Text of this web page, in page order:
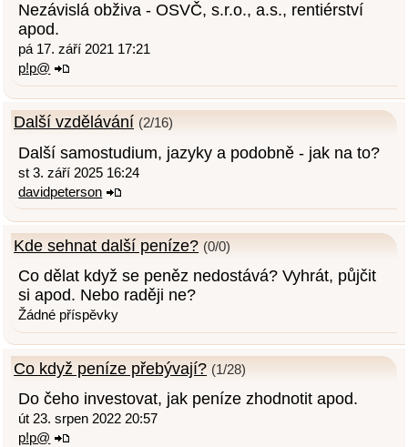
Nezávislá obživa - OSVČ, s.r.o., a.s., rentiérství
apod.
pá 17. září 2021 17:21
p!p@
Další vzdělávání (2/16)
Další samostudium, jazyky a podobně - jak na to?
st 3. září 2025 16:24
davidpeterson
Kde sehnat další peníze? (0/0)
Co dělat když se peněz nedostává? Vyhrát, půjčit
si apod. Nebo raději ne?
Žádné příspěvky
Co když peníze přebývají? (1/28)
Do čeho investovat, jak peníze zhodnotit apod.
út 23. srpen 2022 20:57
p!p@